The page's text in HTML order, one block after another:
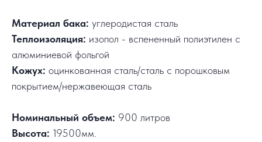
Материал бака: углеродистая сталь
Теплоизоляция: изопол - вспененный полиэтилен с
алюминиевой фольгой
Кожух: оцинкованная сталь/сталь с порошковым
покрытием/нержавеющая сталь
Номинальный объем: 900 литров
Высота: 19500мм.